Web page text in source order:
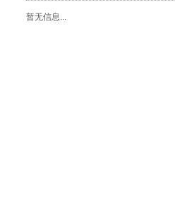
暂无信息...